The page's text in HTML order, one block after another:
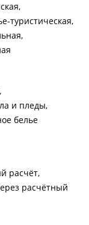
туристическая
и пледы
белье
расчёт
расчётный